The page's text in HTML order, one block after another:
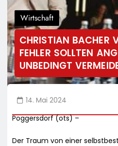
Wirtschaft
CHRISTIAN BACHER
FEHLER SOLLTEN
UNBEDINGT
14. Mai 2024
Poggersdorf (ots) –
Der Traum von einer